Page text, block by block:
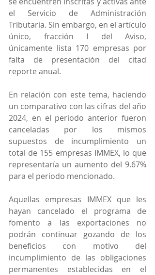
el Servicio de Administración
Tributaria. Sin embargo, en el artículo
único, fracción I del Aviso,
únicamente lista 170 empresas por
falta de presentación del citad
reporte anual.
En relación con este tema, haciendo
un comparativo con las cifras del año
2024, en el periodo anterior fueron
canceladas por los mismos
supuestos de incumplimiento un
total de 155 empresas IMMEX, lo que
representaría un aumento del 9.67%
para el periodo mencionado.
Aquellas empresas IMMEX que les
hayan cancelado el programa de
fomento a las exportaciones no
podrán continuar gozando de los
beneficios con motivo del
incumplimiento de las obligaciones